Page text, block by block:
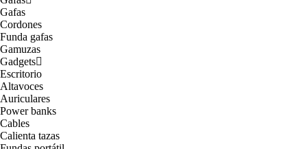
Gafas
Cordones
Funda gafas
Gamuzas
Gadgets
Escritorio
Altavoces
Auriculares
Power banks
Cables
Calienta tazas